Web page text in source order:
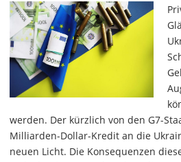
werden. Der kürzlich von den G7-
Milliarden-Dollar-Kredit an die
neuen Licht. Die Konsequenzen